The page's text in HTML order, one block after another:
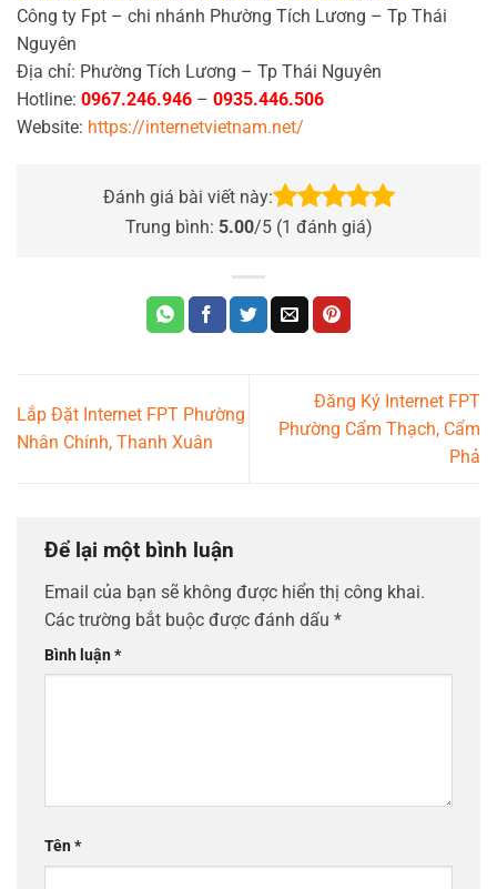
Công ty Fpt – chi nhánh Phường Tích Lương – Tp Thái
Nguyên
Địa chỉ: Phường Tích Lương – Tp Thái Nguyên
Hotline: 0967.246.946 – 0935.446.506
Website: https://internetvietnam.net/
Đánh giá bài viết này:
Trung bình: 5.00/5 (1 đánh giá)
Lắp Đặt Internet FPT Phường
Nhân Chính, Thanh Xuân
Đăng Ký Internet FPT
Phường Cẩm Thạch, Cẩm
Phả
Để lại một bình luận
Email của bạn sẽ không được hiển thị công khai.
Các trường bắt buộc được đánh dấu *
Bình luận*
Tên*